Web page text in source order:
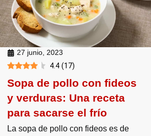
27 junio, 2023
4.4 (17)
Sopa de pollo con fideos
y verduras: Una receta
para sacarse el frío
La sopa de pollo con fideos es de